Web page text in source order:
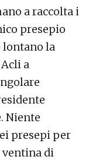
a raccolta i
presepio
lontano la
a
Niente
presepi per
ventina di